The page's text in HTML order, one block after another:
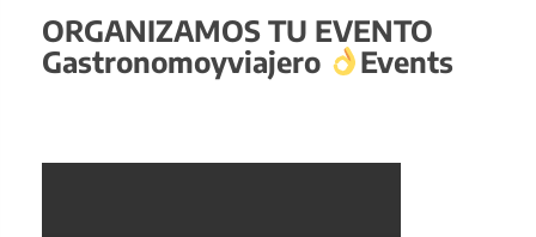
ORGANIZAMOS TU EVENTO
Gastronomoyviajero
Events